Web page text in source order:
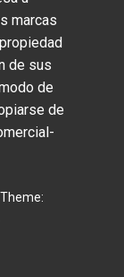
marcas
de sus
de
de
Theme: